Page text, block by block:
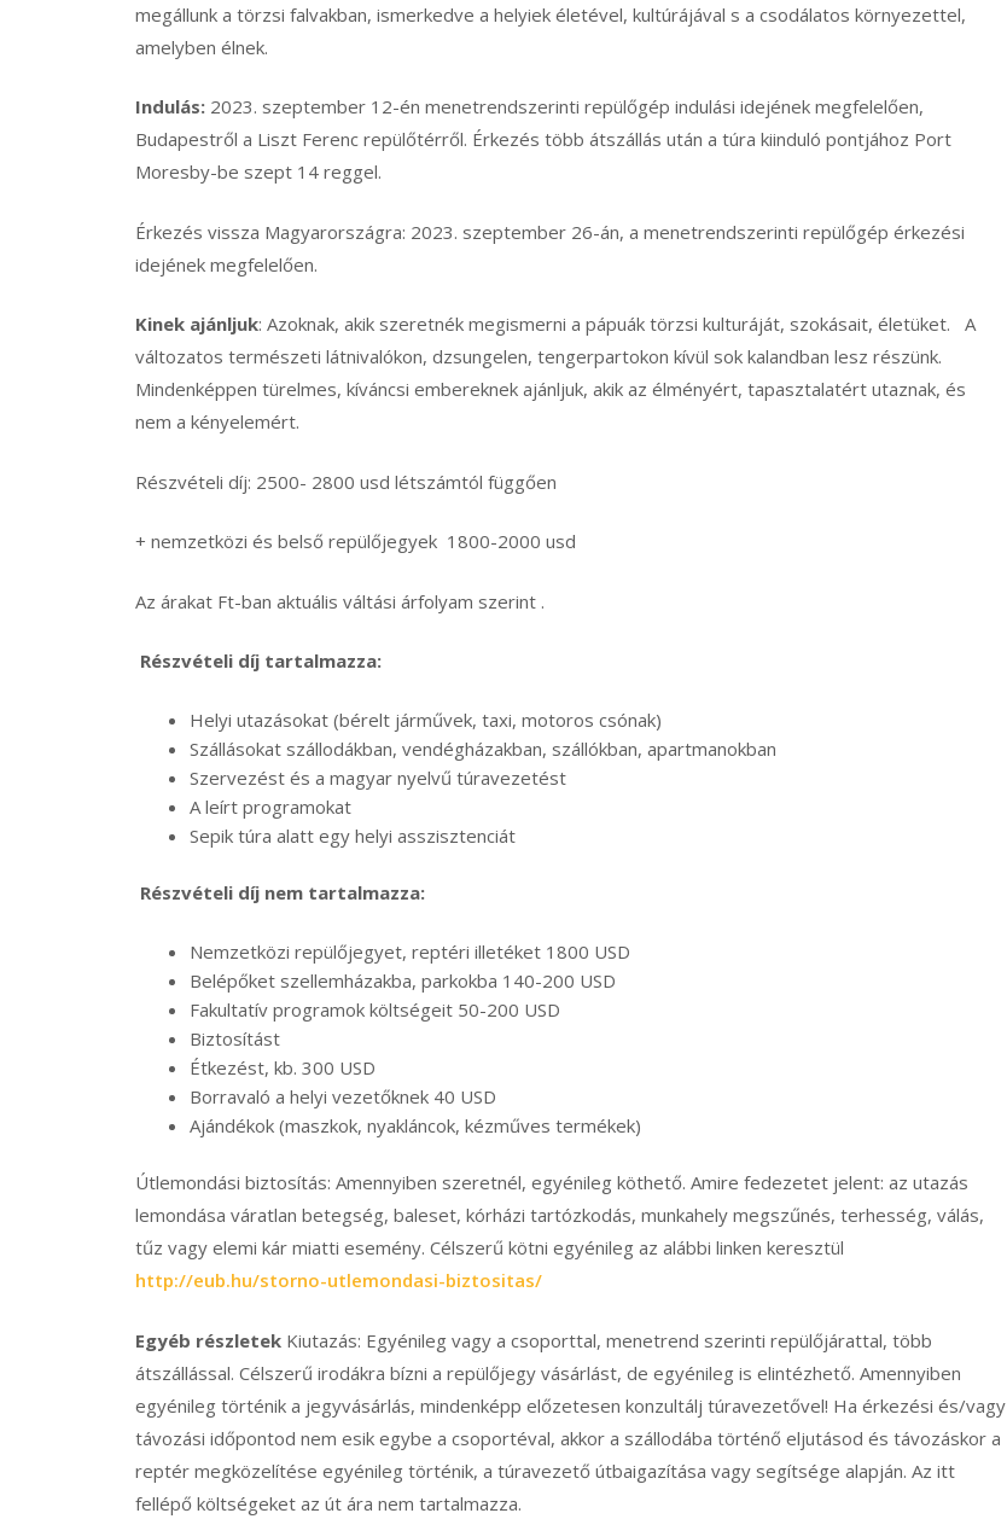
megállunk a törzsi falvakban, ismerkedve a helyiek életével, kultúrájával s a csodálatos környezettel,
amelyben élnek.
Indulás: 2023. szeptember 12-én menetrendszerinti repülőgép indulási idejének megfelelően,
Budapestről a Liszt Ferenc repülőtérről. Érkezés több átszállás után a túra kiinduló pontjához Port
Moresby-be szept 14 reggel.
Érkezés vissza Magyarországra: 2023. szeptember 26-án, a menetrendszerinti repülőgép érkezési
idejének megfelelően.
Kinek ajánljuk: Azoknak, akik szeretnék megismerni a pápuák törzsi kulturáját, szokásait, életüket. A
változatos természeti látnivalókon, dzsungelen, tengerpartokon kívül sok kalandban lesz részünk.
Mindenképpen türelmes, kíváncsi embereknek ajánljuk, akik az élményért, tapasztalatért utaznak, és
nem a kényelemért.
Részvételi díj: 2500- 2800 usd létszámtól függően
+ nemzetközi és belső repülőjegyek 1800-2000 usd
Az árakat Ft-ban aktuális váltási árfolyam szerint .
Részvételi díj tartalmazza:
Helyi utazásokat (bérelt járművek, taxi, motoros csónak)
Szállásokat szállodákban, vendégházakban, szállókban, apartmanokban
Szervezést és a magyar nyelvű túravezetést
A leírt programokat
Sepik túra alatt egy helyi asszisztenciát
Részvételi díj nem tartalmazza:
Nemzetközi repülőjegyet, reptéri illetéket 1800 USD
Belépőket szellemházakba, parkokba 140-200 USD
Fakultatív programok költségeit 50-200 USD
Biztosítást
Étkezést, kb. 300 USD
Borravaló a helyi vezetőknek 40 USD
Ajándékok (maszkok, nyakláncok, kézműves termékek)
Útlemondási biztosítás: Amennyiben szeretnél, egyénileg köthető. Amire fedezetet jelent: az utazás
lemondása váratlan betegség, baleset, kórházi tartózkodás, munkahely megszűnés, terhesség, válás,
tűz vagy elemi kár miatti esemény. Célszerű kötni egyénileg az alábbi linken keresztül
http://eub.hu/storno-utlemondasi-biztositas/
Egyéb részletek Kiutazás: Egyénileg vagy a csoporttal, menetrend szerinti repülőjárattal, több
átszállással. Célszerű irodákra bízni a repülőjegy vásárlást, de egyénileg is elintézhető. Amennyiben
egyénileg történik a jegyvásárlás, mindenképp előzetesen konzultálj túravezetővel! Ha érkezési és/vagy
távozási időpontod nem esik egybe a csoportéval, akkor a szállodába történő eljutásod és távozáskor a
reptér megközelítése egyénileg történik, a túravezető útbaigazítása vagy segítsége alapján. Az itt
fellépő költségeket az út ára nem tartalmazza.